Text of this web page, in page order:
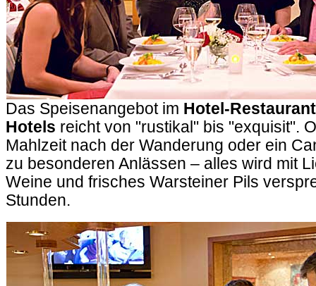
Das Speisenangebot im Hotel-Restaurant
Hotels reicht von "rustikal" bis "exquisit".
Mahlzeit nach der Wanderung oder ein
zu besonderen Anlässen – alles wird mit
Weine und frisches Warsteiner Pils
Stunden.